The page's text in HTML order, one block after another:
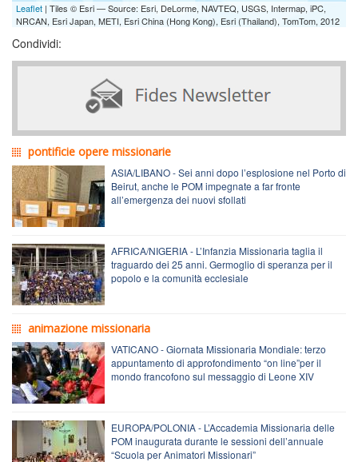
Leaflet | Tiles © Esri — Source: Esri, DeLorme, NAVTEQ, USGS, Intermap, iPC,
NRCAN, Esri Japan, METI, Esri China (Hong Kong), Esri (Thailand), TomTom, 2012
Condividi:
pontificie opere missionarie
ASIA/LIBANO - Sei anni dopo l’esplosione nel Porto di
Beirut, anche le POM impegnate a far fronte
all’emergenza dei nuovi sfollati
AFRICA/NIGERIA - L’Infanzia Missionaria taglia il
traguardo dei 25 anni. Germoglio di speranza per il
popolo e la comunità ecclesiale
animazione missionaria
VATICANO - Giornata Missionaria Mondiale: terzo
appuntamento di approfondimento “on line”per il
mondo francofono sul messaggio di Leone XIV
EUROPA/POLONIA - L’Accademia Missionaria delle
POM inaugurata durante le sessioni dell’annuale
“Scuola per Animatori Missionari”